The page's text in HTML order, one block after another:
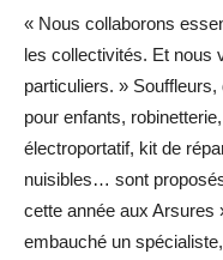
« Nous collaborons
les collectivités. Et nous
particuliers. »
pour enfants,
électroportatif, kit de
nuisibles… sont
cette année aux Arsures
embauché un